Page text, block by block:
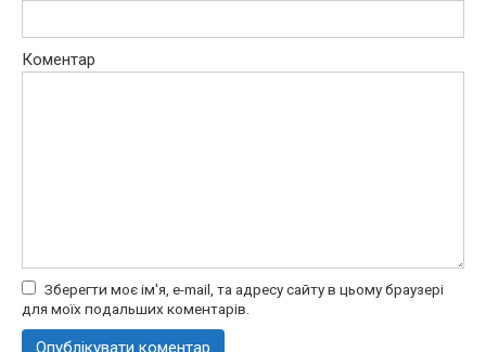
Коментар
Зберегти моє ім'я, e-mail, та адресу сайту в цьому браузері
для моїх подальших коментарів.